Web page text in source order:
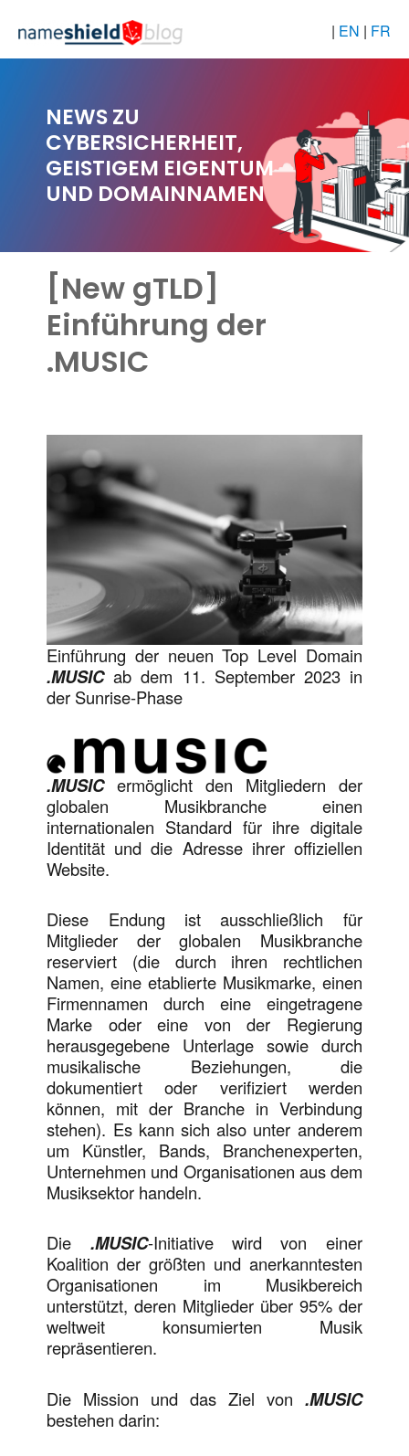
| EN | FR
NEWS ZU
CYBERSICHERHEIT,
GEISTIGEM EIGENTUM
UND DOMAINNAMEN
[New gTLD]
Einführung der
.MUSIC
Einführung der neuen Top Level Domain
.MUSICab dem 11. September 2023 in
der Sunrise-Phase
.MUSICermöglicht den Mitgliedern der
globalen Musikbranche einen
internationalen Standard für ihre digitale
Identität und die Adresse ihrer offiziellen
Website.
Diese Endung ist ausschließlich für
Mitglieder der globalen Musikbranche
reserviert (die durch ihren rechtlichen
Namen, eine etablierte Musikmarke, einen
Firmennamen durch eine eingetragene
Marke oder eine von der Regierung
herausgegebene Unterlage sowie durch
musikalische Beziehungen, die
dokumentiert oder verifiziert werden
können, mit der Branche in Verbindung
stehen). Es kann sich also unter anderem
um Künstler, Bands, Branchenexperten,
Unternehmen und Organisationen aus dem
Musiksektor handeln.
Die .MUSIC-Initiative wird von einer
Koalition der größten und anerkanntesten
Organisationen im Musikbereich
unterstützt, deren Mitglieder über 95% der
weltweit konsumierten Musik
repräsentieren.
Die Mission und das Ziel von .MUSIC
bestehen darin: